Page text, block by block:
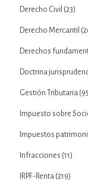
Derecho Civil (23)
Derecho Mercantil
Derechos
Doctrina
Gestión Tributaria
Impuesto sobre
Impuestos
Infracciones (11)
IRPF-Renta (219)